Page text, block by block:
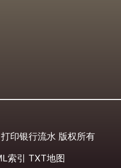
打印银行流水 版权所有
索引 TXT地图